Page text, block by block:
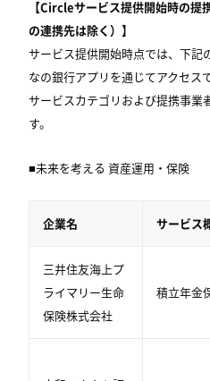
【Circleサービス提供開始時の提
の連携先は除く）】
サービス提供開始時点では、下記
なの銀行アプリを通じてアクセス
サービスカテゴリおよび提携事業
す。
■未来を考える 資産運用・保険
企業名 サービス
三井住友海上プ
ライマリー生命
保険株式会社
積立年金